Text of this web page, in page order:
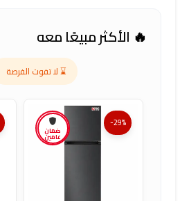
🔥 الأكثر مبيعًا معه
⌛ لا تفوت الفرصة
ضمان
عامين
-29%